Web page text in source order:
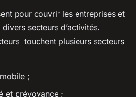
pour couvrir les entreprises et
secteurs d’activités.
touchent plusieurs secteurs
;
et prévoyance ;